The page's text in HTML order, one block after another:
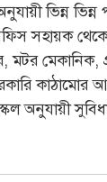
ভিন্ন
সহায়ক
মটর মেকানিক,
কাঠামোর
অনুযায়ী